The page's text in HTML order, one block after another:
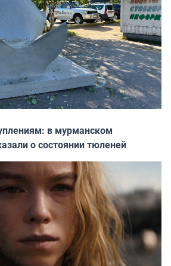
в мурманском
о состоянии тюленей